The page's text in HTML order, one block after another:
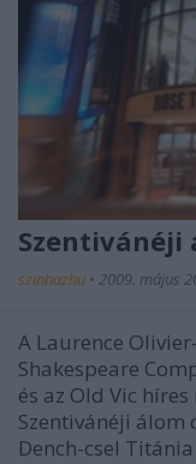
Szentivánéji
szinhazhu • 2009. május
A Laurence
Shakespeare
és az Old Vic
Szentivánéji álom
Dench-csel